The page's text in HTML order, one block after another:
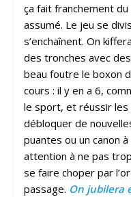
ça fait franchement
assumé. Le jeu se
s’enchaînent. On
des tronches avec
beau foutre le boxon
cours : il y en a 6,
le sport, et réussir
débloquer de
puantes ou un canon
attention à ne pas
se faire choper par
passage. On jubilera